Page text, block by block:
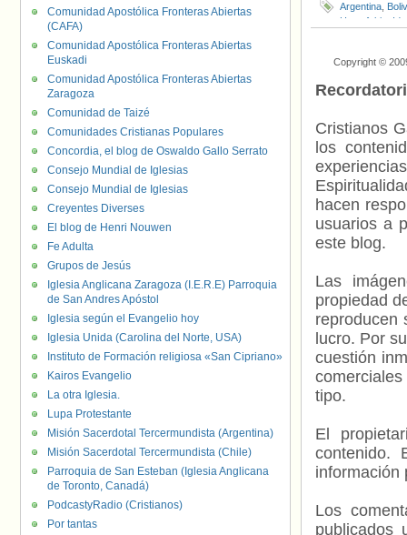
Argentina
Homofobia
Copyright ©
Cristianos
los
hacen
usuarios a
este blog.
Las
propiedad
reproducen
lucro. Por
cuestión
tipo.
El
contenido.
información
Los
publicados
Comunidad Apostólica Fronteras Abiertas
(CAFA)
Comunidad Apostólica Fronteras Abiertas
Euskadi
Comunidad Apostólica Fronteras Abiertas
Zaragoza
Comunidad de Taizé
Comunidades Cristianas Populares
Concordia, el blog de Oswaldo Gallo Serrato
Consejo Mundial de Iglesias
Consejo Mundial de Iglesias
Creyentes Diverses
El blog de Henri Nouwen
Fe Adulta
Grupos de Jesús
Iglesia Anglicana Zaragoza (I.E.R.E) Parroquia
de San Andres Apóstol
Iglesia según el Evangelio hoy
Iglesia Unida (Carolina del Norte, USA)
Instituto de Formación religiosa «San Cipriano»
Kairos Evangelio
La otra Iglesia.
Lupa Protestante
Misión Sacerdotal Tercermundista (Argentina)
Misión Sacerdotal Tercermundista (Chile)
Parroquia de San Esteban (Iglesia Anglicana
de Toronto, Canadá)
PodcastyRadio (Cristianos)
Por tantas